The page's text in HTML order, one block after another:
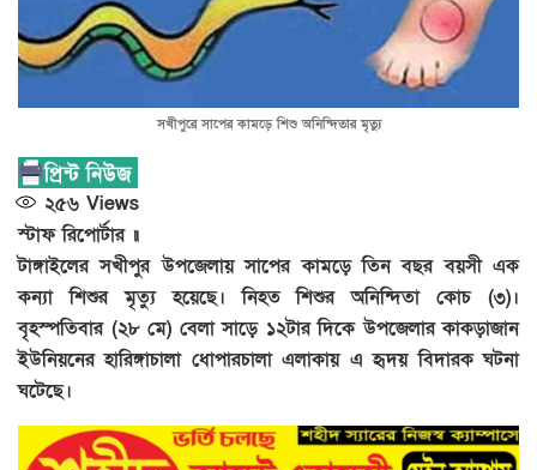
সখীপুরে সাপের কামড়ে শিশু অনিন্দিতার মৃত্যু
২৫৬ Views
স্টাফ রিপোর্টার ॥
টাঙ্গাইলের সখীপুর উপজেলায় সাপের কামড়ে তিন বছর বয়সী এক
কন্যা শিশুর মৃত্যু হয়েছে। নিহত শিশুর অনিন্দিতা কোচ (৩)।
বৃহস্পতিবার (২৮ মে) বেলা সাড়ে ১২টার দিকে উপজেলার কাকড়াজান
ইউনিয়নের হারিঙ্গাচালা ধোপারচালা এলাকায় এ হৃদয় বিদারক ঘটনা
ঘটেছে।